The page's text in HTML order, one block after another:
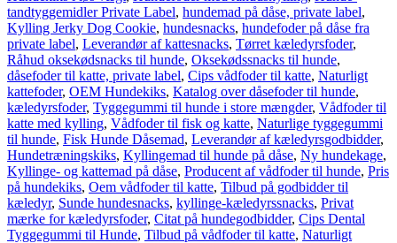
tandtyggemidler Private Label, hundemad på dåse, private label,
Kylling Jerky Dog Cookie, hundesnacks, hundefoder på dåse fra
private label, Leverandør af kattesnacks, Tørret kæledyrsfoder,
Råhud oksekødsnacks til hunde, Oksekødssnacks til hunde,
dåsefoder til katte, private label, Cips vådfoder til katte, Naturligt
kattefoder, OEM Hundekiks, Katalog over dåsefoder til hunde,
kæledyrsfoder, Tyggegummi til hunde i store mængder, Vådfoder til
katte med kylling, Vådfoder til fisk og katte, Naturlige tyggegummi
til hunde, Fisk Hunde Dåsemad, Leverandør af kæledyrsgodbidder,
Hundetræningskiks, Kyllingemad til hunde på dåse, Ny hundekage,
Kyllinge- og kattemad på dåse, Producent af vådfoder til hunde, Pris
på hundekiks, Oem vådfoder til katte, Tilbud på godbidder til
kæledyr, Sunde hundesnacks, kyllinge-kæledyrssnacks, Privat
mærke for kæledyrsfoder, Citat på hundegodbidder, Cips Dental
Tyggegummi til Hunde, Tilbud på vådfoder til katte, Naturligt